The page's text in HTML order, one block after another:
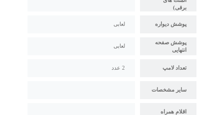
برقی)
پوشش دیواره لعابی
پوشش صفحه
انتهایی
لعابی
تعداد لامپ 2 عدد
سایر مشخصات
اقلام همراه